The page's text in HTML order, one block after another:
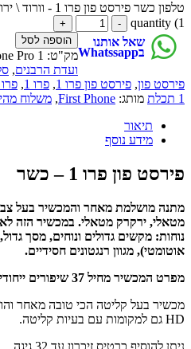
הוספה לסל שאל אותנו
בWhatssapp מק"ט:Phone Pro 1
ועדת הרבנים,סלולר ,
פון,פירסט פון פרו 1 ,פרו 1 ,פרו 1 ורוד
מותג: First Phone
, משלוח מהיר
תיאור
מידע נוסף
פון פרו 1 – כשר
מושלמת מאחר והמכשיר בעל צבעים
ירקרק מטאלי. במכשיר הזה לא רק
מקשים גדולים ונוחים, מסך גדול, נגן
מגוון רנגטונים חסידיים.
מחיל 37 שיפורים ייחודיים.